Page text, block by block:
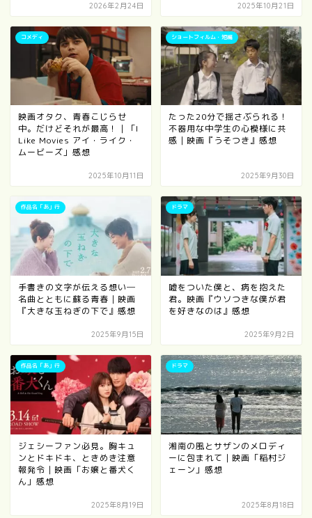
2026年2月24日 2025年10月21日
コメディ
映画オタク、青春こじらせ
中。だけどそれが最高！｜「I
Like Movies アイ・ライク・
ムービーズ」感想
2025年10月11日
ショートフィルム・短編
たった20分で揺さぶられる！
不器用な中学生の心模様に共
感｜映画『うそつき』感想
2025年9月30日
作品名「あ」行
手書きの文字が伝える想い─
名曲とともに蘇る青春｜映画
『大きな玉ねぎの下で』感想
2025年9月15日
ドラマ
嘘をついた僕と、病を抱えた
君。映画『ウソつきな僕が君
を好きなのは』感想
2025年9月2日
作品名「あ」行
ジェシーファン必見。胸キュ
ンとドキドキ、ときめき注意
報発令｜映画「お嬢と番犬く
ん」感想
2025年8月19日
ドラマ
湘南の風とサザンのメロディ
ーに包まれて｜映画「稲村ジ
ェーン」感想
2025年8月18日